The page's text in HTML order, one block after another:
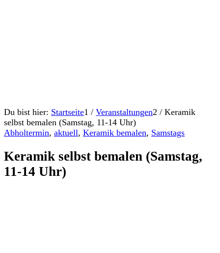
Du bist hier: Startseite1 / Veranstaltungen2 / Keramik
selbst bemalen (Samstag, 11-14 Uhr)
Abholtermin, aktuell, Keramik bemalen, Samstags
Keramik selbst bemalen (Samstag,
11-14 Uhr)